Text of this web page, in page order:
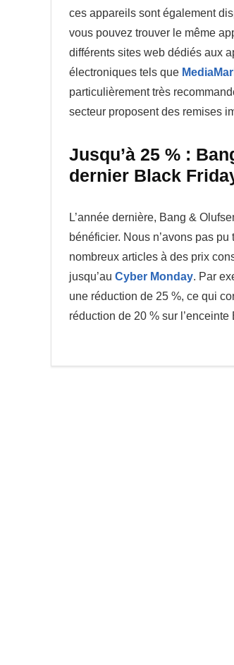
ces appareils sont également
vous pouvez trouver le même
différents sites web dédiés aux
électroniques tels que
particulièrement très
secteur proposent des remises
Jusqu’à 25 % :
dernier Black
L’année dernière, Bang &
bénéficier. Nous n’avons pas
nombreux articles à des prix
jusqu’au Cyber Monday. Par
une réduction de 25 %, ce qui
réduction de 20 % sur